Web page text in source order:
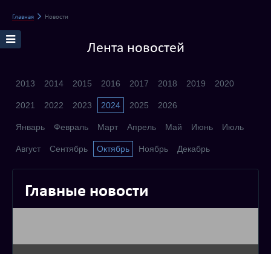
Главная Новости
Лента новостей
2013 2014 2015 2016 2017 2018 2019 2020
2021 2022 2023 2024 2025 2026
Январь Февраль Март Апрель Май Июнь Июль
Август Сентябрь Октябрь Ноябрь Декабрь
Главные новости